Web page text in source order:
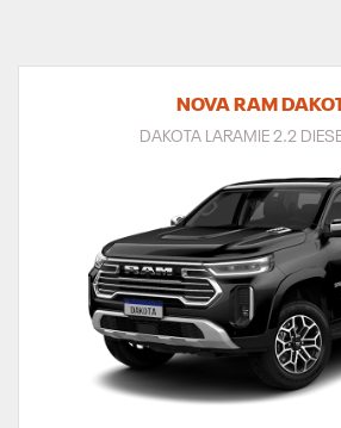
NOVA RAM
DAKOTA LARAMIE 2.2